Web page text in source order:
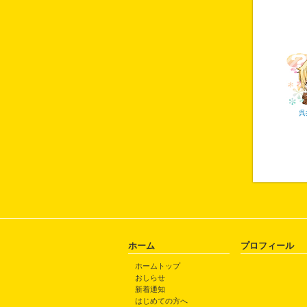
呉
ホーム
ホームトップ
おしらせ
新着通知
はじめての方へ
プロフィール